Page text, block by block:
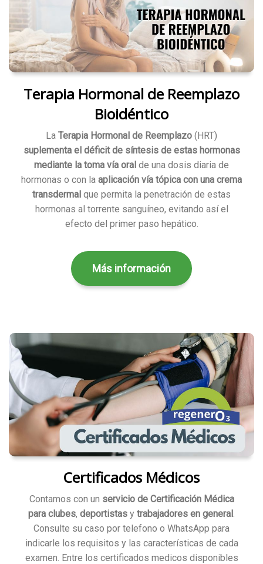
Terapia Hormonal de Reemplazo
Bioidéntico
La Terapia Hormonal de Reemplazo (HRT)
suplementa el déficit de síntesis de estas hormonas
mediante la toma vía oral de una dosis diaria de
hormonas o con la aplicación vía tópica con una crema
transdermal que permita la penetración de estas
hormonas al torrente sanguíneo, evitando así el
efecto del primer paso hepático.
Más información
Certificados Médicos
Contamos con un servicio de Certificación Médica
para clubes, deportistas y trabajadores en general .
Consulte su caso por telefono o WhatsApp para
indicarle los requisitos y las características de cada
examen. Entre los certificados medicos disponibles